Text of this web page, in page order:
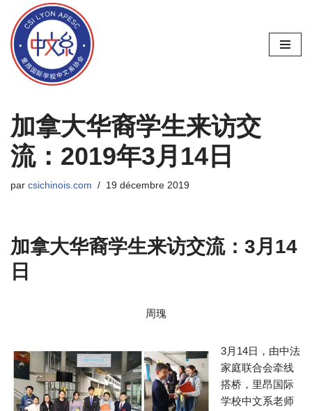
Aller
au
contenu
加拿大华裔学生来访交
流：2019年3月14日
par csichinois.com 19 décembre 2019
加拿大华裔学生来访交流： 3月 14
日
周瑰
3月14日，由中法
家庭联合会牵线
搭桥，里昂国际
学校中文系老师